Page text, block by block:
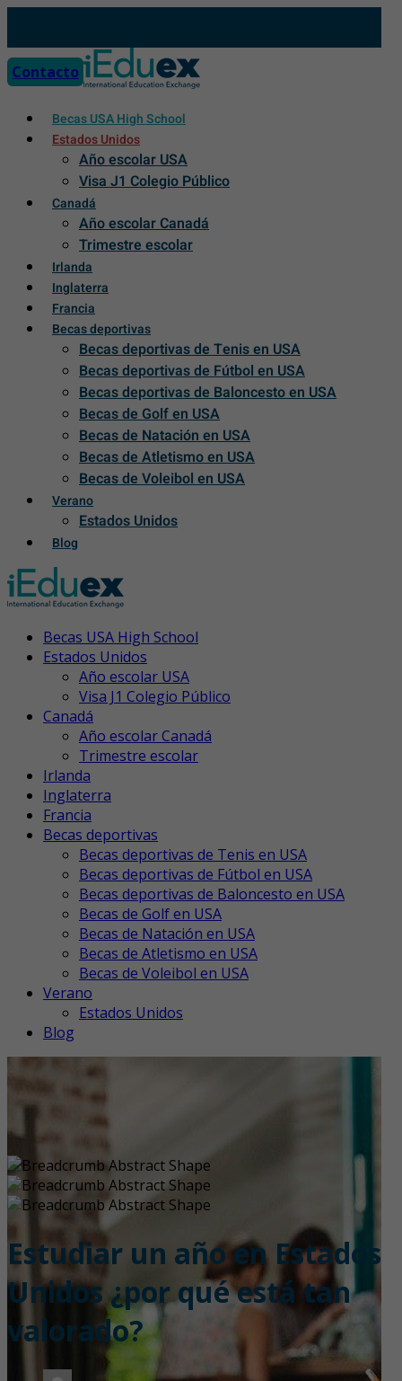
content
Contacto
Becas USA High School
Estados Unidos
Año escolar USA
Visa J1 Colegio Público
Canadá
Año escolar Canadá
Trimestre escolar
Irlanda
Inglaterra
Francia
Becas deportivas
Becas deportivas de Tenis en USA
Becas deportivas de Fútbol en USA
Becas deportivas de Baloncesto en USA
Becas de Golf en USA
Becas de Natación en USA
Becas de Atletismo en USA
Becas de Voleibol en USA
Verano
Estados Unidos
Blog
Becas USA High School
Estados Unidos
Año escolar USA
Visa J1 Colegio Público
Canadá
Año escolar Canadá
Trimestre escolar
Irlanda
Inglaterra
Francia
Becas deportivas
Becas deportivas de Tenis en USA
Becas deportivas de Fútbol en USA
Becas deportivas de Baloncesto en USA
Becas de Golf en USA
Becas de Natación en USA
Becas de Atletismo en USA
Becas de Voleibol en USA
Verano
Estados Unidos
Blog
Estudiar un año en Estados
Unidos ¿por qué está tan
valorado?